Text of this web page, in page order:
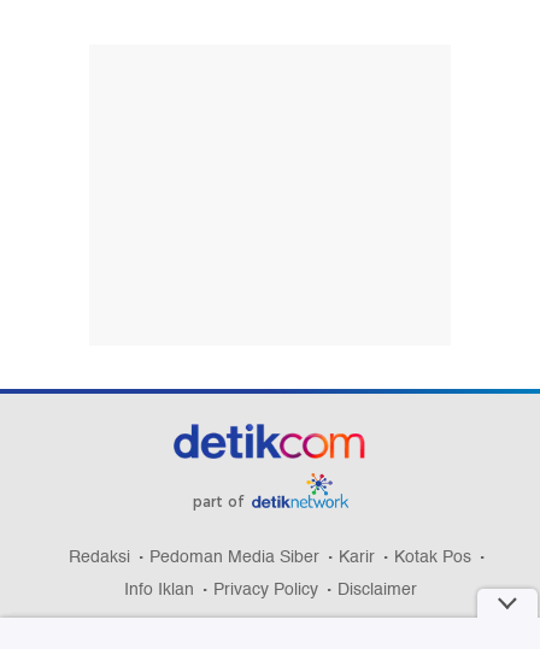
part of
Redaksi Pedoman Media Siber Karir
Kotak Pos
Info Iklan
Privacy Policy Disclaimer